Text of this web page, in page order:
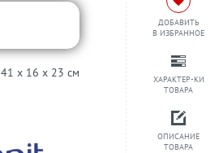
ДОБАВИТЬ
В ИЗБРАННОЕ
ХАРАКТЕР-КИ
ТОВАРА
ОПИСАНИЕ
ТОВАРА
41 x 16 x 23 см